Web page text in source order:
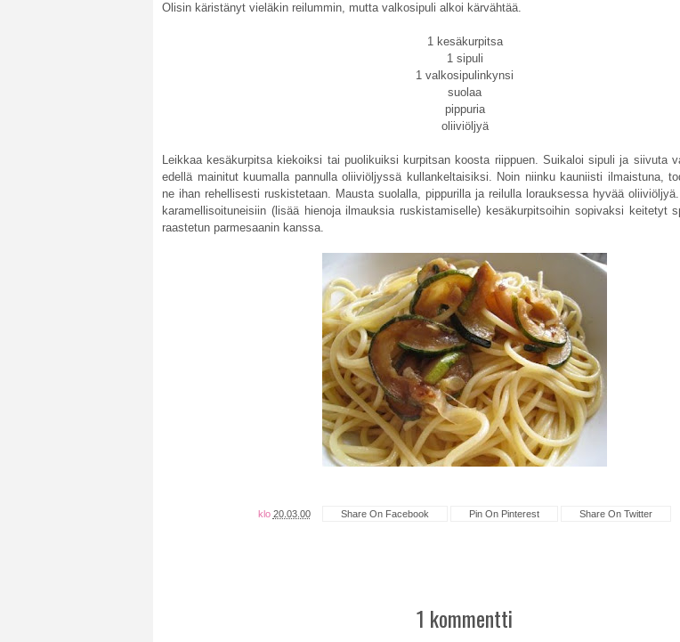
Olisin käristänyt vieläkin reilummin, mutta valkosipuli alkoi kärvähtää.
1 kesäkurpitsa
1 sipuli
1 valkosipulinkynsi
suolaa
pippuria
oliiviöljyä
Leikkaa kesäkurpitsa kiekoiksi tai puolikuiksi kurpitsan koosta riippuen. Suikaloi sipuli ja siivuta
edellä mainitut kuumalla pannulla oliiviöljyssä kullankeltaisiksi. Noin niinku kauniisti ilmaistuna,
ne ihan rehellisesti ruskistetaan. Mausta suolalla, pippurilla ja reilulla lorauksessa hyvää
karamellisoituneisiin (lisää hienoja ilmauksia ruskistamiselle) kesäkurpitsoihin sopivaksi keitetyt
raastetun parmesaanin kanssa.
klo 20.03.00 Share On Facebook Pin On Pinterest Share On Twitter
1 kommentti